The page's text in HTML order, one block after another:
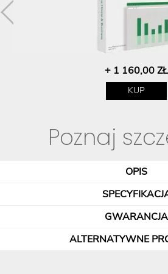
+ 1 160,00 ZŁ
KUP
Poznaj
OPIS
GWARANCJA
ALTERNATYWNE